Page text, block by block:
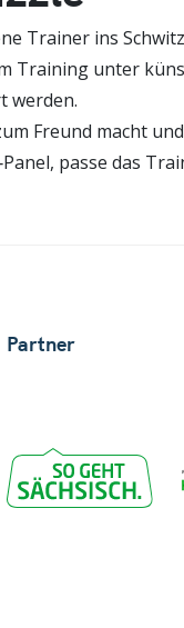
Trainer ins
Training unter
werden.
Freund macht
passe das
Partner